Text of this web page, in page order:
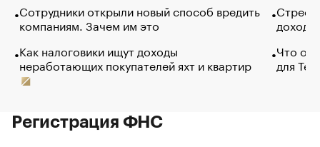
Сотрудники открыли новый способ вредить
компаниям. Зачем им это
Как налоговики ищут доходы
неработающих покупателей яхт и квартир
Что
для
Регистрация ФНС